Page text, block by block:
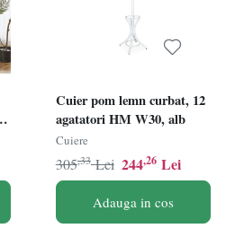
Cuier pom lemn curbat, 12
agatatori HM W30, alb
Cuiere
244,26 Lei
305,33 Lei
Adauga in cos